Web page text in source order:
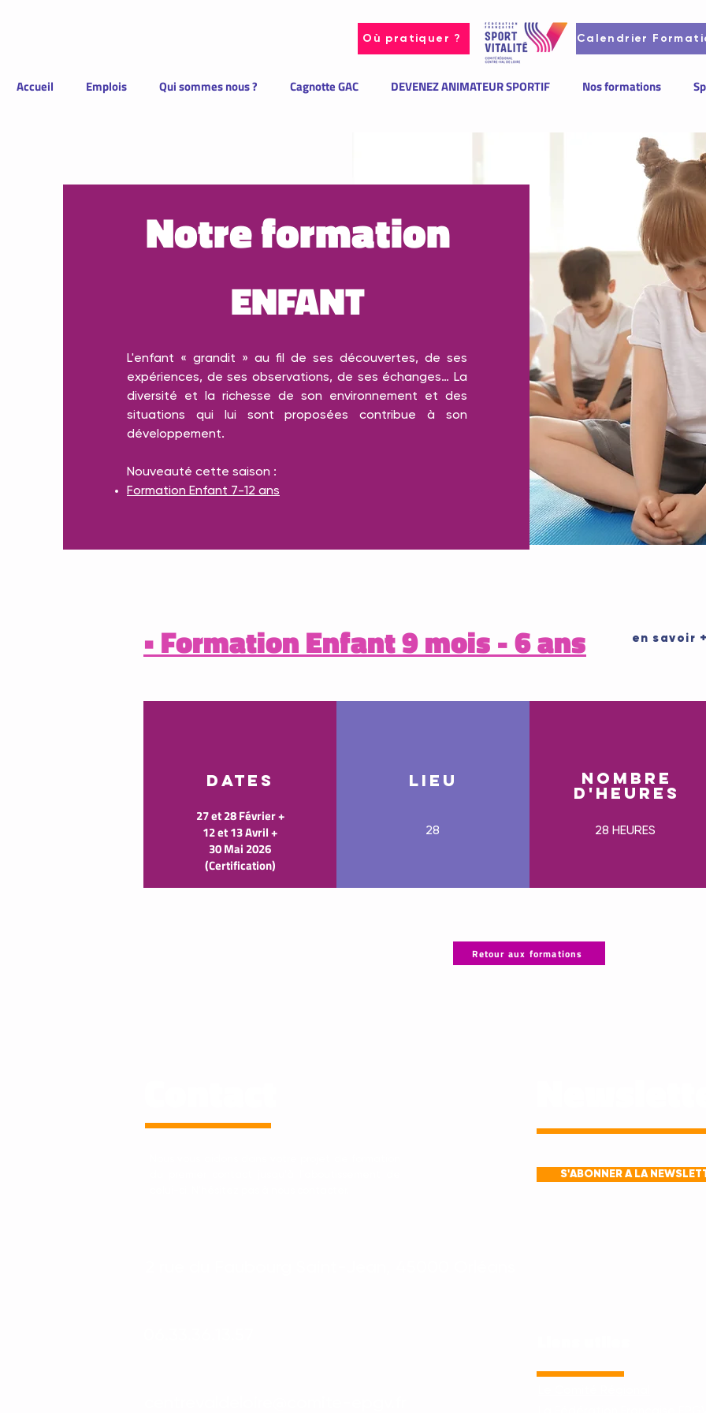
Où pratiquer ? Calendrier
Accueil Emplois Qui sommes nous ? Cagnotte GAC DEVENEZ ANIMATEUR SPORTIF Nos formations
Notre formation
ENFANT
L'enfant « grandit » au fil de ses découvertes, de ses
expériences, de ses observations, de ses échanges… La
diversité et la richesse de son environnement et des
situations qui lui sont proposées contribue à son
développement.
Nouveauté cette saison :
Formation Enfant 7-12 ans
• Formation Enfant 9 mois - 6 ans en savoir
DATES
27 et 28 Février +
12 et 13 Avril +
30 Mai 2026
(Certification)
LIEU
28
NOMBRE
D'heures
28 HEURES
Retour aux formations
S'ABONNER A LA